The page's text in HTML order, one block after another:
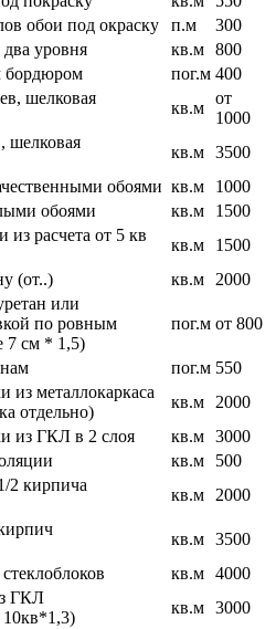
обои под окраску п.м
300
уровня кв.м 800
бордюром пог.м 400
шелковая
кв.м
от
1000
шелковая
кв.м 3500
обоями кв.м
1000
обоями кв.м
1500
из расчета от 5 кв
кв.м
1500
(от..) кв.м 2000
или
по ровным
7 см * 1,5)
пог.м от 800
пог.м 550
из металлокаркаса
отдельно)
кв.м 2000
из ГКЛ в 2 слоя кв.м 3000
кв.м
500
2 кирпича
кв.м 2000
кв.м 3500
кв.м 4000
ГКЛ
10кв*1,3)
кв.м 3000